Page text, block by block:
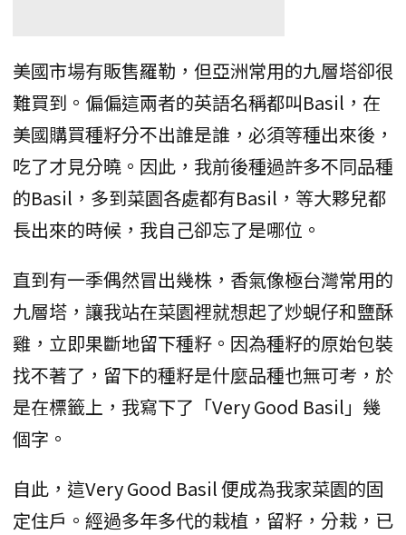
美國市場有販售羅勒，但亞洲常用的九層塔卻很
難買到。偏偏這兩者的英語名稱都叫Basil，在
美國購買種籽分不出誰是誰，必須等種出來後，
吃了才見分曉。因此，我前後種過許多不同品種
的Basil，多到菜園各處都有Basil，等大夥兒都
長出來的時候，我自己卻忘了是哪位。
直到有一季偶然冒出幾株，香氣像極台灣常用的
九層塔，讓我站在菜園裡就想起了炒蜆仔和鹽酥
雞，立即果斷地留下種籽。因為種籽的原始包裝
找不著了，留下的種籽是什麼品種也無可考，於
是在標籤上，我寫下了「Very Good Basil」幾
個字。
自此，這Very Good Basil 便成為我家菜園的固
定住戶。經過多年多代的栽植，留籽，分栽，已